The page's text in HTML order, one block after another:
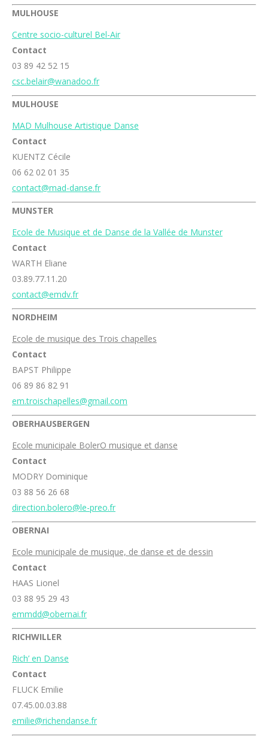
MULHOUSE
Centre socio-culturel Bel-Air
Contact
03 89 42 52 15
csc.belair@wanadoo.fr
MULHOUSE
MAD Mulhouse Artistique Danse
Contact
KUENTZ Cécile
06 62 02 01 35
contact@mad-danse.fr
MUNSTER
Ecole de Musique et de Danse de la Vallée de Munster
Contact
WARTH Eliane
03.89.77.11.20
contact@emdv.fr
NORDHEIM
Ecole de musique des Trois chapelles
Contact
BAPST Philippe
06 89 86 82 91
em.troischapelles@gmail.com
OBERHAUSBERGEN
Ecole municipale BolerO musique et danse
Contact
MODRY Dominique
03 88 56 26 68
direction.bolero@le-preo.fr
OBERNAI
Ecole municipale de musique, de danse et de dessin
Contact
HAAS Lionel
03 88 95 29 43
emmdd@obernai.fr
RICHWILLER
Rich’ en Danse
Contact
FLUCK Emilie
07.45.00.03.88
emilie@richendanse.fr